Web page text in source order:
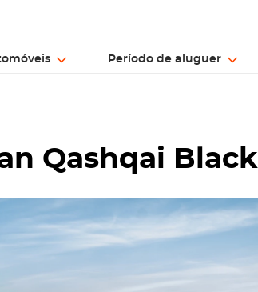
Período de aluguer
Qashqai Black